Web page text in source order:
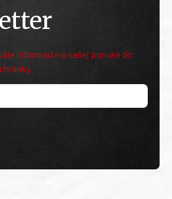
informácie o našej ponuke do